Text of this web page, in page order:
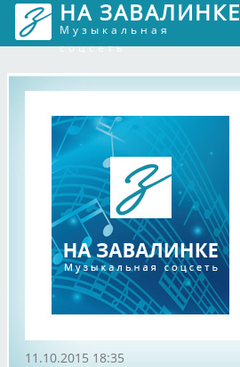
НА ЗАВАЛИНКЕ
Музыкальная
соцсеть
11.10.2015 18:35